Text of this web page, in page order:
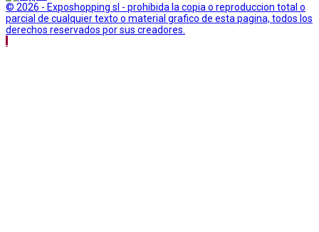
© 2026 - Exposhopping sl - prohibida la copia o reproduccion total o
parcial de cualquier texto o material grafico de esta pagina, todos los
derechos reservados por sus creadores.